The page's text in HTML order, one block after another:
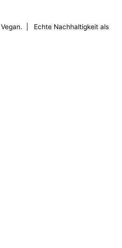
Vegan. | Echte Nachhaltigkeit als